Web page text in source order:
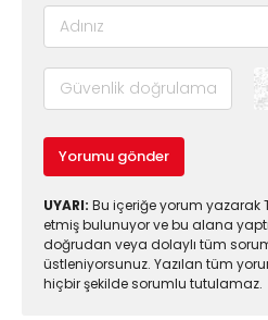
Yorumu gönder
UYARI: Bu içeriğe yorum yazarak
etmiş bulunuyor ve bu alana
doğrudan veya dolaylı tüm
üstleniyorsunuz. Yazılan tüm
hiçbir şekilde sorumlu tutulamaz.